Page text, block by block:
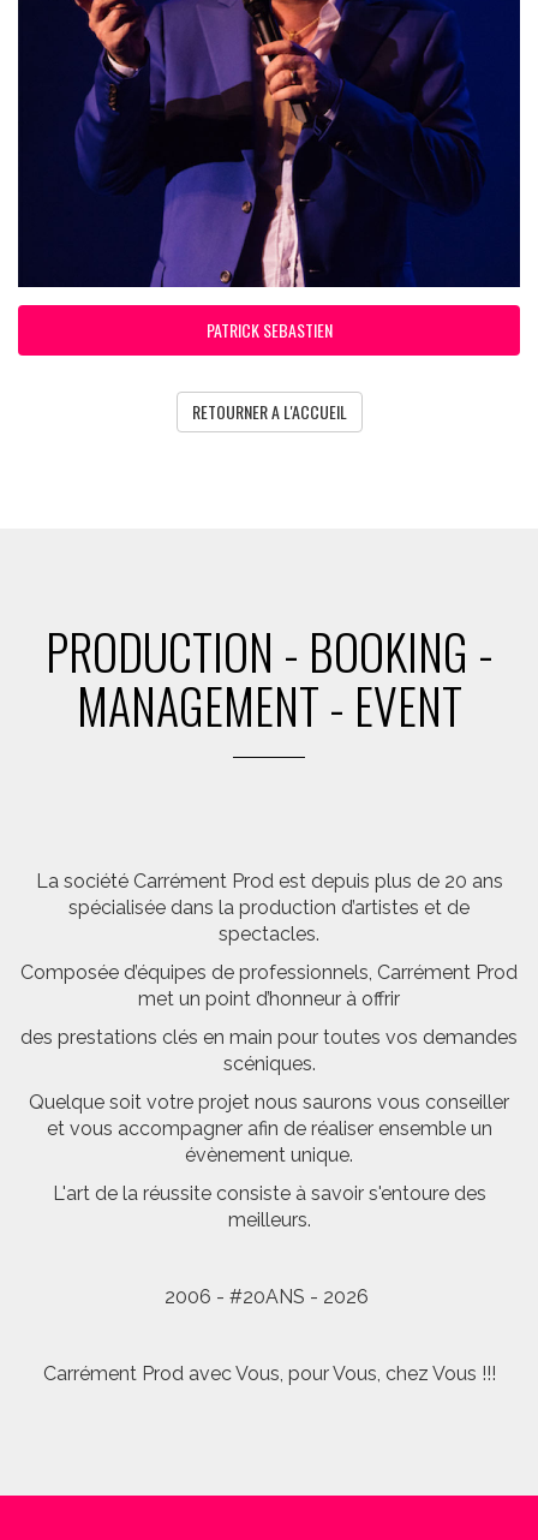
PATRICK SEBASTIEN
RETOURNER A L'ACCUEIL
PRODUCTION - BOOKING -
MANAGEMENT - EVENT
La société Carrément Prod est depuis plus de 20 ans
spécialisée dans la production d’artistes et de
spectacles.
Composée d’équipes de professionnels, Carrément Prod
met un point d’honneur à offrir
des prestations clés en main pour toutes vos demandes
scéniques.
Quelque soit votre projet nous saurons vous conseiller
et vous accompagner afin de réaliser ensemble un
évènement unique.
L'art de la réussite consiste à savoir s'entoure des
meilleurs.
2006 - #20ANS - 2026
Carrément Prod avec Vous, pour Vous, chez Vous !!!